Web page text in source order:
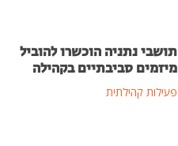
תושבי נתניה הוכשרו להוביל
מיזמים סביבתיים בקהילה
פעילות קהילתית